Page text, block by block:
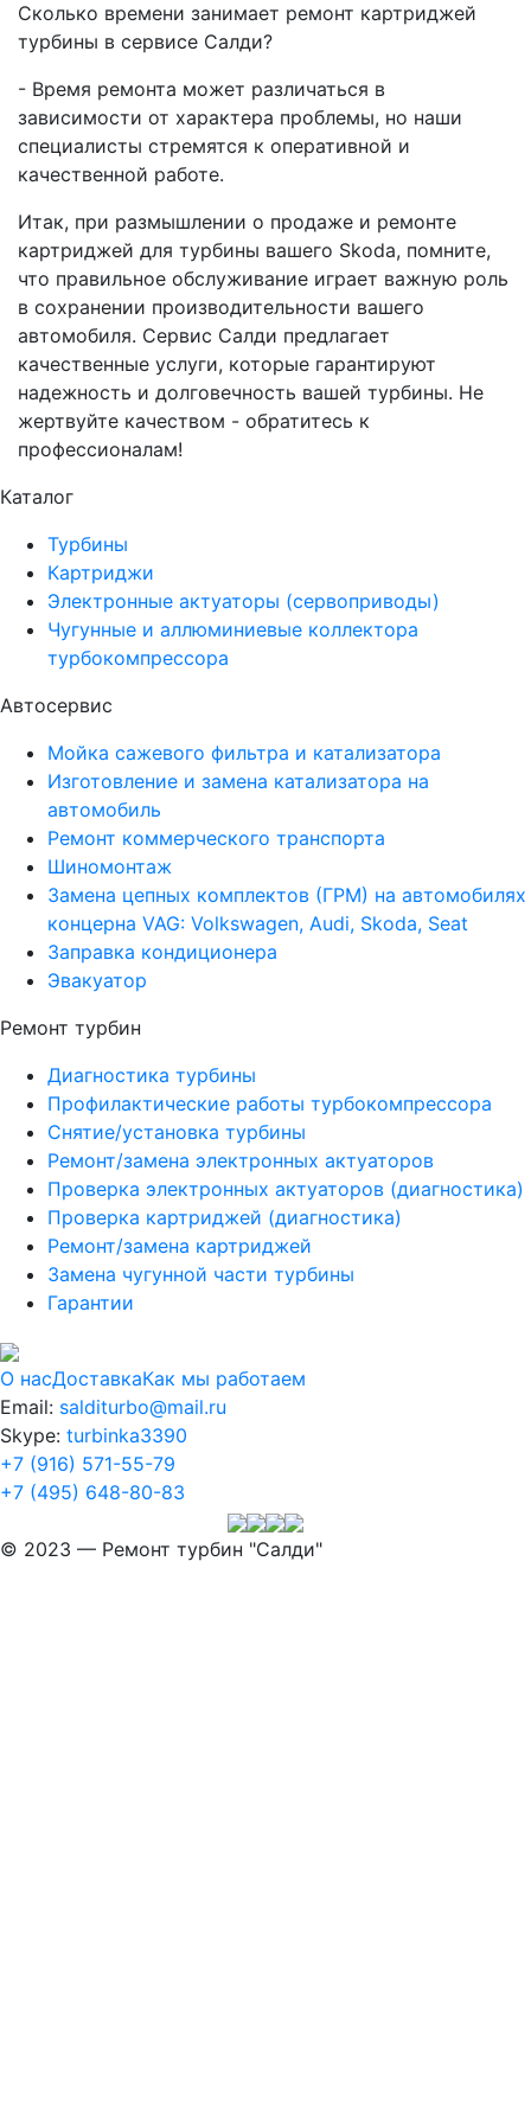
Сколько времени занимает ремонт картриджей
турбины в сервисе Салди?
- Время ремонта может различаться в
зависимости от характера проблемы, но наши
специалисты стремятся к оперативной и
качественной работе.
Итак, при размышлении о продаже и ремонте
картриджей для турбины вашего Skoda, помните,
что правильное обслуживание играет важную роль
в сохранении производительности вашего
автомобиля. Сервис Салди предлагает
качественные услуги, которые гарантируют
надежность и долговечность вашей турбины. Не
жертвуйте качеством - обратитесь к
профессионалам!
Каталог
Турбины
Картриджи
Электронные актуаторы (сервоприводы)
Чугунные и аллюминиевые коллектора
турбокомпрессора
Автосервис
Мойка сажевого фильтра и катализатора
Изготовление и замена катализатора на
автомобиль
Ремонт коммерческого транспорта
Шиномонтаж
Замена цепных комплектов (ГРМ) на автомобилях
концерна VAG: Volkswagen, Audi, Skoda, Seat
Заправка кондиционера
Эвакуатор
Ремонт турбин
Диагностика турбины
Профилактические работы турбокомпрессора
Снятие/установка турбины
Ремонт/замена электронных актуаторов
Проверка электронных актуаторов (диагностика)
Проверка картриджей (диагностика)
Ремонт/замена картриджей
Замена чугунной части турбины
Гарантии
О насДоставкаКак мы работаем
Email: salditurbo@mail.ru
Skype: turbinka3390
+7 (916) 571-55-79
+7 (495) 648-80-83
© 2023 — Ремонт турбин "Салди"